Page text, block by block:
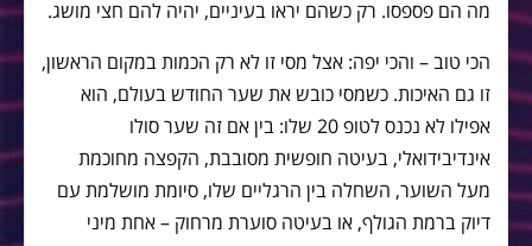
מה הם פספסו. רק כשהם יראו בעיניים, יהיה להם חצי מושג.
הכי טוב – והכי יפה: אצל מסי זו לא רק הכמות במקום הראשון,
זו גם האיכות. כשמסי כובש את שער החודש בעולם, הוא
אפילו לא נכנס לטופ 20 שלו: בין אם זה שער סולו
אינדיבידואלי, בעיטה חופשית מסובבת, הקפצה מחוכמת
מעל השוער, השחלה בין הרגליים שלו, סיומת מושלמת עם
דיוק ברמת הגולף, או בעיטה סוערת מרחוק – אחת מיני